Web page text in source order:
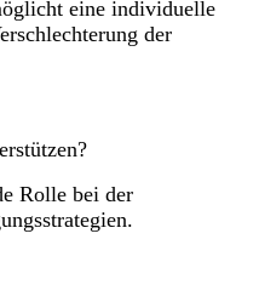
eine individuelle
der
Rolle bei der